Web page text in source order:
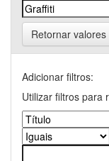
Retornar valores
Adicionar filtros:
Utilizar filtros para